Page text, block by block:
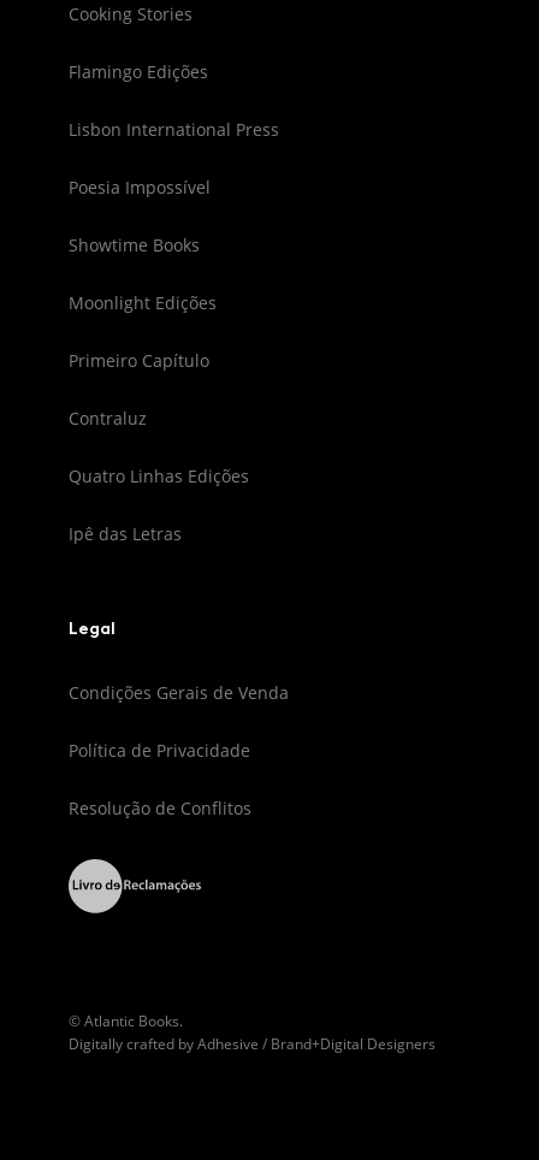
Cooking Stories
Flamingo Edições
Lisbon International Press
Poesia Impossível
Showtime Books
Moonlight Edições
Primeiro Capítulo
Contraluz
Quatro Linhas Edições
Ipê das Letras
Legal
Condições Gerais de Venda
Política de Privacidade
Resolução de Conflitos
© Atlantic Books.
Digitally crafted byAdhesive / Brand+Digital Designers